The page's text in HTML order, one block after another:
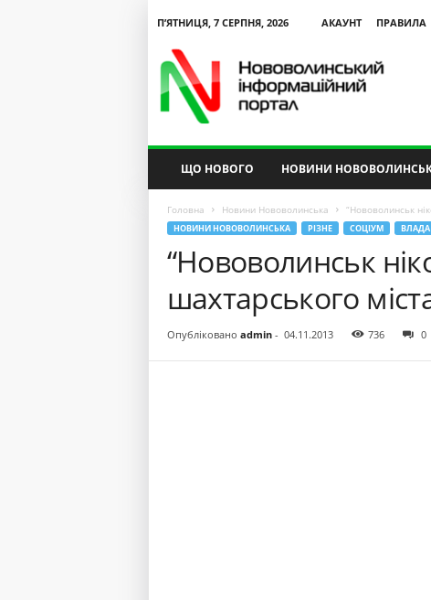
П’ЯТНИЦЯ, 7 СЕРПНЯ, 2026 АКАУНТ ПРАВИЛА
ЩО НОВОГО НОВИНИ
Головна Новини Нововолинська “Нововолинськ
НОВИНИ НОВОВОЛИНСЬКА РІЗНЕ СОЦІУМ ВЛАДА
“Нововолинськ
шахтарського
Опубліковано admin- 04.11.2013 736 0